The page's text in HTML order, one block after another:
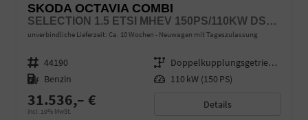
SKODA OCTAVIA COMBI
SELECTION 1.5 ETSI MHEV 150PS/110KW DSG7 2026
unverbindliche Lieferzeit: Ca. 10 Wochen Neuwagen mit Tageszulassung
Fahrzeugnr. 44190 Getriebe
Doppelkupplungsgetriebe (DSG)
Kraftstoff Benzin Leistung 110 kW (150 PS)
31.536,– €
incl. 19% MwSt.
Details